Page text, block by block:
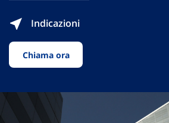
Indicazioni
Chiama ora